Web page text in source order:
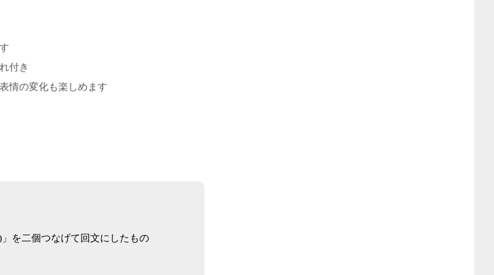
付き
情の変化も楽しめます
を二個つなげて回文にしたもの